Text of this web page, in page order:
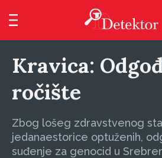
Kravica:
ročište
Zbog lošeg zdravstvenog
jedanaestorice optuženih,
suđenje za genocid u